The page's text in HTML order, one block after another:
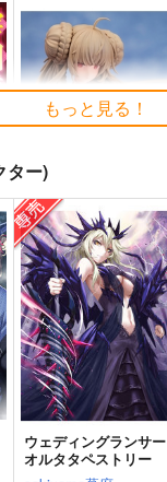
鈴鹿御前
サンプル
カート
刑部姫 豪華客船へ行
く
んじゃめな本舗
605円（税込）
L.L.L.FGO10
Life Like Love
770円（税込）
アルトリア・ペンドラゴ
サンプル
作品詳細
あみあみ アズールレ
ーン フォーミダブ
ル ロイヤルレディの
海ver. 完成品
23,474円（税込）
サンプル
作品詳細
もっと見る！
ター)
ウェディングランサー
オルタタペストリー